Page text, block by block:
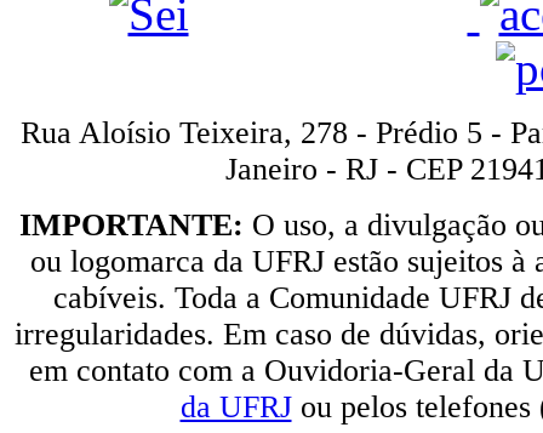
Rua Aloísio Teixeira, 278 - Prédio 5 -
Janeiro - RJ - CEP
IMPORTANTE: O uso, a divulgação
ou logomarca da UFRJ estão sujeitos
cabíveis. Toda a Comunidade UFRJ
irregularidades. Em caso de dúvidas,
em contato com a Ouvidoria-Geral da
da UFRJou pelos telefones